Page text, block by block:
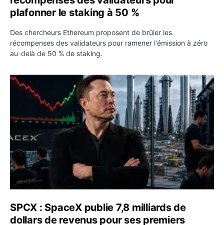
plafonner le staking à 50 %
Des chercheurs Ethereum proposent de brûler les
récompenses des validateurs pour ramener l'émission à zéro
au-delà de 50 % de staking.
SPCX : SpaceX publie 7,8 milliards de dollars de
SPCX : SpaceX publie 7,8 milliards de
dollars de revenus pour ses premiers